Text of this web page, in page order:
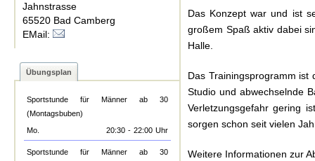
Jahnstrasse
65520 Bad Camberg
EMail:
Übungsplan
Sportstunde für Männer ab 30
(Montagsbuben)
Mo.
20:30 - 22:00 Uhr
Sportstunde für Männer ab 30
Das Konzept war und ist
großem Spaß aktiv dabei
Halle.
Das Trainingsprogramm ist
Studio und abwechselnde
Verletzungsgefahr gering
sorgen schon seit vielen
Weitere Informationen zur